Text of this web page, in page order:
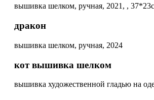
вышивка шелком, ручная, 2021, ,
дракон
вышивка шелком, ручная, 2024
кот вышивка шелком
вышивка художественной гладью на